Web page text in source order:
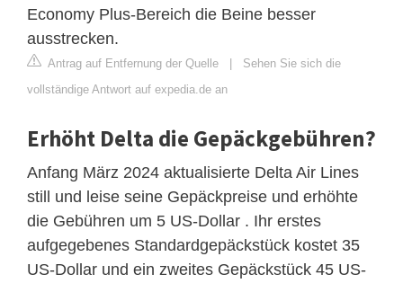
Economy Plus-Bereich die Beine besser
ausstrecken.
Antrag auf Entfernung der Quelle | Sehen Sie sich die
vollständige Antwort auf expedia.de an
Erhöht Delta die Gepäckgebühren?
Anfang März 2024 aktualisierte Delta Air Lines
still und leise seine Gepäckpreise und erhöhte
die Gebühren um 5 US-Dollar . Ihr erstes
aufgegebenes Standardgepäckstück kostet 35
US-Dollar und ein zweites Gepäckstück 45 US-